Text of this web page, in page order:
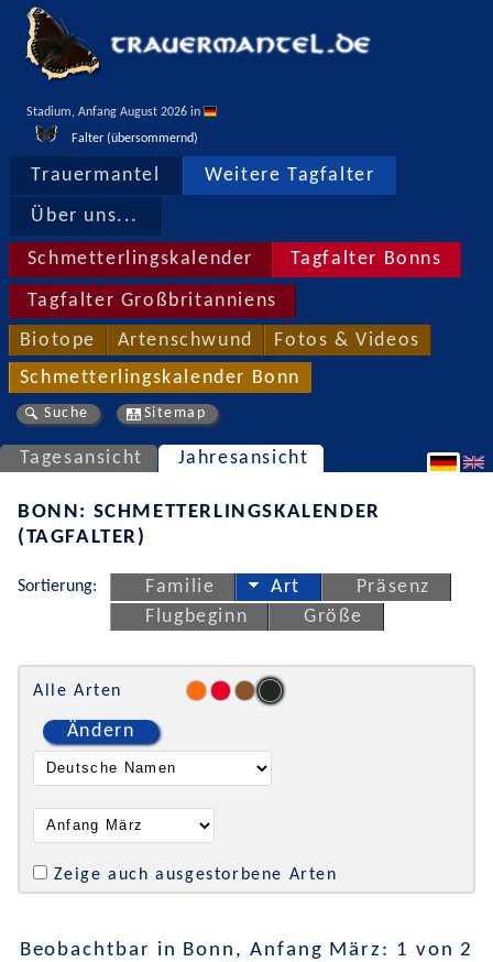
Stadium, Anfang August 2026 in
Falter (übersommernd)
Trauermantel Weitere Tagfalter
Über uns...
Schmetterlingskalender Tagfalter Bonns
Tagfalter Großbritanniens
Biotope Artenschwund Fotos & Videos
Schmetterlingskalender Bonn
Suche Sitemap
Tagesansicht Jahresansicht
BONN: SCHMETTERLINGSKALENDER
(TAGFALTER)
Sortierung: Familie Art
Präsenz
Flugbeginn
Größe
Alle Arten
Ändern
Zeige auch ausgestorbene Arten
Beobachtbar in Bonn, Anfang März: 1 von 2